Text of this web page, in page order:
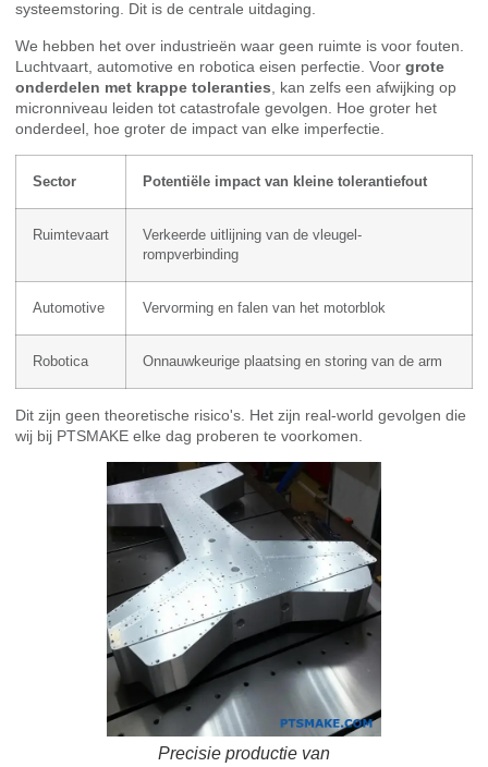
systeemstoring. Dit is de centrale uitdaging.
We hebben het over industrieën waar geen ruimte is voor fouten.
Luchtvaart, automotive en robotica eisen perfectie. Voor grote
onderdelen met krappe toleranties , kan zelfs een afwijking op
micronniveau leiden tot catastrofale gevolgen. Hoe groter het
onderdeel, hoe groter de impact van elke imperfectie.
Sector Potentiële impact van kleine tolerantiefout
Ruimtevaart
Verkeerde uitlijning van de vleugel-
rompverbinding
Automotive Vervorming en falen van het motorblok
Robotica Onnauwkeurige plaatsing en storing van de arm
Dit zijn geen theoretische risico's. Het zijn real-world gevolgen die
wij bij PTSMAKE elke dag proberen te voorkomen.
Precisie productie van